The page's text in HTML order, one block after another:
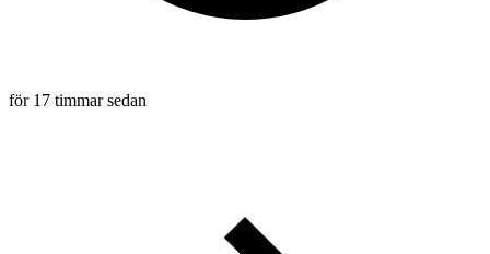
för 17 timmar sedan